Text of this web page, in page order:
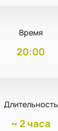
Время
20:00
Длительность
~ 2 часа